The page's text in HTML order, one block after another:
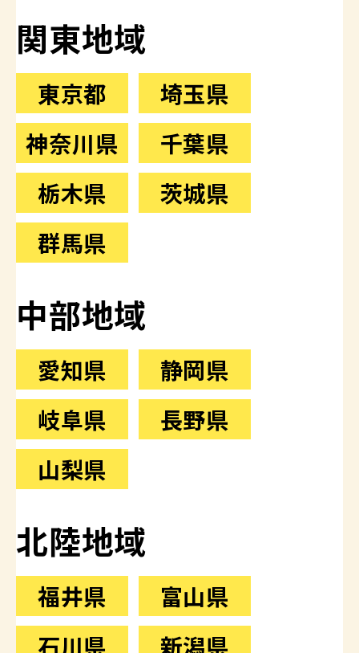
関東地域
東京都
埼玉県
神奈川県
千葉県
栃木県
茨城県
群馬県
中部地域
愛知県
静岡県
岐阜県
長野県
山梨県
北陸地域
福井県
富山県
石川県
新潟県